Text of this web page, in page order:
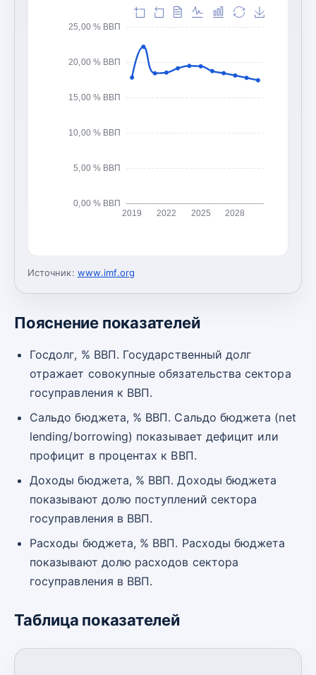
0,00 % ВВП
5,00 % ВВП
10,00 % ВВП
15,00 % ВВП
20,00 % ВВП
25,00 % ВВП
2019 2022 2025 2028
Источник: www.imf.org
Пояснение показателей
Госдолг, % ВВП. Государственный долг
отражает совокупные обязательства сектора
госуправления к ВВП.
Сальдо бюджета, % ВВП. Сальдо бюджета (net
lending/borrowing) показывает дефицит или
профицит в процентах к ВВП.
Доходы бюджета, % ВВП. Доходы бюджета
показывают долю поступлений сектора
госуправления в ВВП.
Расходы бюджета, % ВВП. Расходы бюджета
показывают долю расходов сектора
госуправления в ВВП.
Таблица показателей